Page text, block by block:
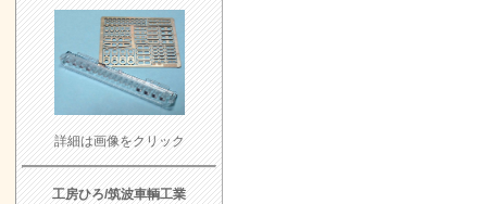
詳細は画像をクリック
工房ひろ/筑波車輌工業